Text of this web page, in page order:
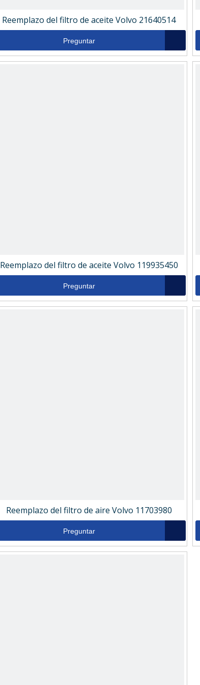
Reemplazo del filtro de aceite Volvo 21640514
Preguntar
Reemplazo del filtro de aceite Volvo 119935450
Preguntar
Reemplazo del filtro de aire Volvo 11703980
Preguntar